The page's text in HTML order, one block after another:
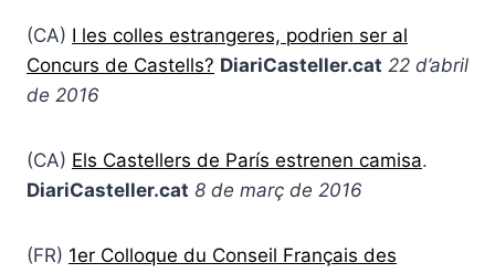
(CA) I les colles estrangeres, podrien ser al
Concurs de Castells? DiariCasteller.cat 22 d’abril
de 2016
(CA) Els Castellers de París estrenen camisa.
DiariCasteller.cat 8 de març de 2016
(FR) 1er Colloque du Conseil Français des